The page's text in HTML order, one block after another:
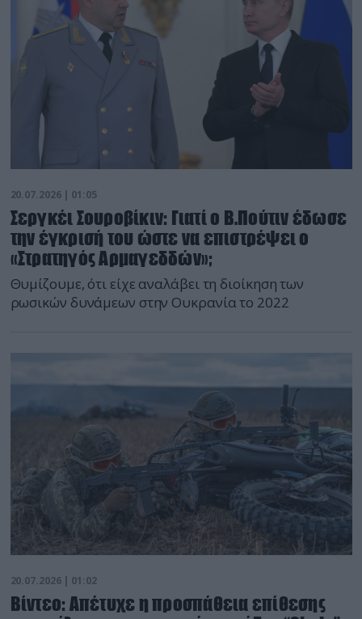
20.07.2026 | 01:05
Σεργκέι Σουροβίκιν: Γιατί ο Β.Πούτιν έδωσε
την έγκρισή του ώστε να επιστρέψει ο
«Στρατηγός Αρμαγεδδών»;
Θυμίζουμε, ότι είχε αναλάβει τη διοίκηση των
ρωσικών δυνάμεων στην Ουκρανία το 2022
20.07.2026 | 01:02
Βίντεο: Απέτυχε η προσπάθεια επίθεσης